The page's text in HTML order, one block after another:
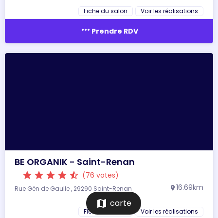
Fiche du salon Voir les réalisations
more_horiz Prendre RDV
BE ORGANIK - Saint-Renan
star star star star star_half (76 votes)
Rue Gén de Gaulle , 29290 Saint-Renan location_on 16.69km
Fiche du salon Voir les réalisations
map carte